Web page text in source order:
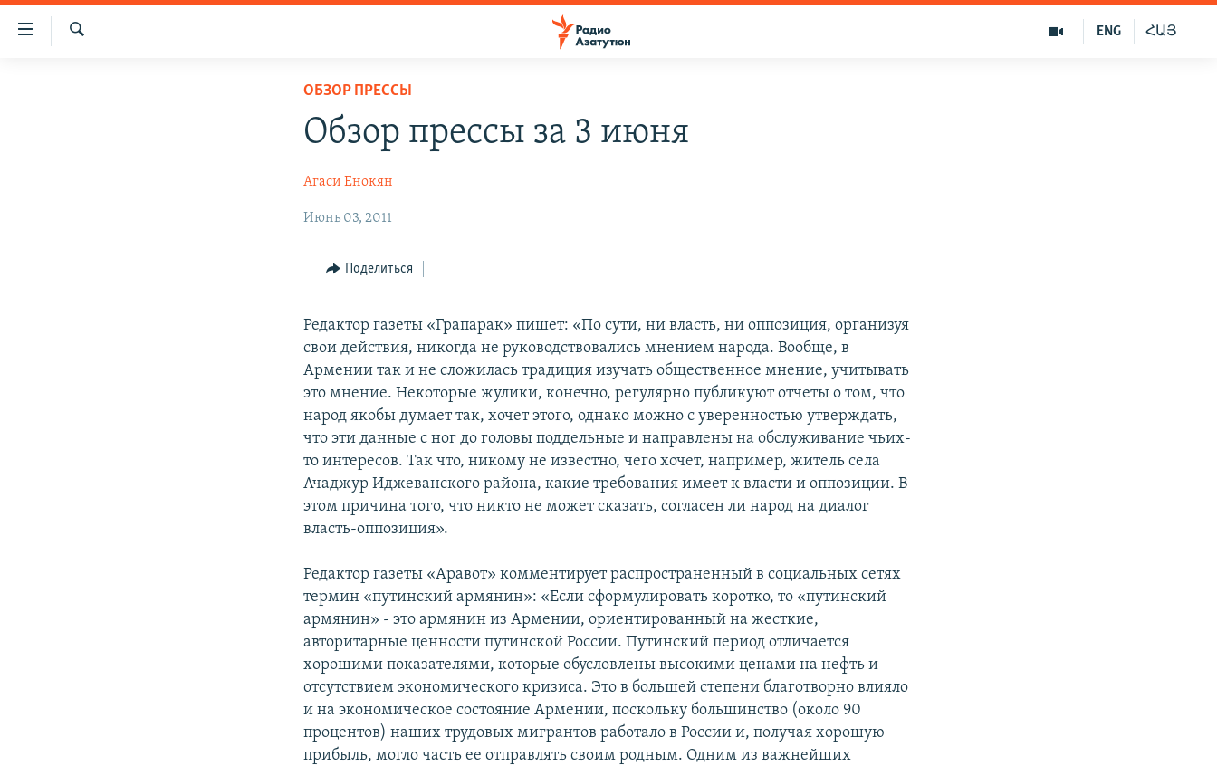
Ссылки
доступа
ՀԱՅ
ENG
ОБЗОР ПРЕССЫ
Обзор прессы за 3 июня
Агаси Енокян
Июнь 03, 2011
Поделиться
Редактор газеты «Грапарак» пишет: «По сути, ни власть, ни оппозиция, организуя
свои действия, никогда не руководствовались мнением народа. Вообще, в
Армении так и не сложилась традиция изучать общественное мнение, учитывать
это мнение. Некоторые жулики, конечно, регулярно публикуют отчеты о том, что
народ якобы думает так, хочет этого, однако можно с уверенностью утверждать,
что эти данные с ног до головы поддельные и направлены на обслуживание чьих-
то интересов. Так что, никому не известно, чего хочет, например, житель села
Ачаджур Иджеванского района, какие требования имеет к власти и оппозиции. В
этом причина того, что никто не может сказать, согласен ли народ на диалог
власть-оппозиция».
Редактор газеты «Аравот» комментирует распространенный в социальных сетях
термин «путинский армянин»: «Если сформулировать коротко, то «путинский
армянин» - это армянин из Армении, ориентированный на жесткие,
авторитарные ценности путинской России. Путинский период отличается
хорошими показателями, которые обусловлены высокими ценами на нефть и
отсутствием экономического кризиса. Это в большей степени благотворно влияло
и на экономическое состояние Армении, поскольку большинство (около 90
процентов) наших трудовых мигрантов работало в России и, получая хорошую
прибыль, могло часть ее отправлять своим родным. Одним из важнейших